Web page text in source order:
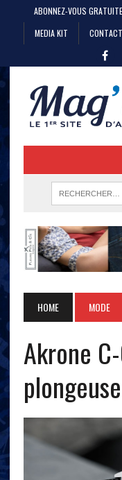
ABONNEZ-VOUS
MEDIA KIT
CONTACT
HOME MODE
Akrone
plongeuse